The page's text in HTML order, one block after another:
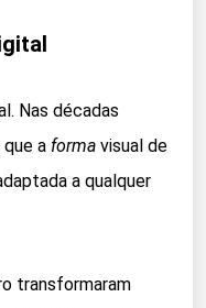
Nas décadas
a forma visual de
a qualquer
transformaram